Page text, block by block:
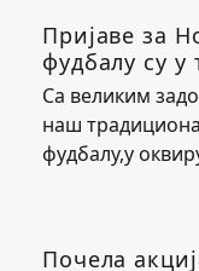
Пријаве за
фудбалу су у
Са великим
наш
фудбалу,у
Почела